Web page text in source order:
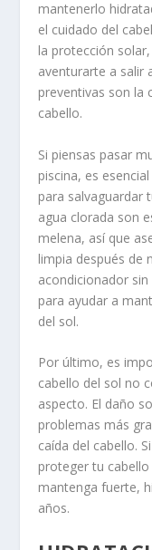
mantenerlo
el cuidado del
la protección
aventurarte a salir
preventivas son la
cabello.
Si piensas pasar
piscina, es
para salvaguardar
agua clorada son
melena, así que
limpia después de
acondicionador
para ayudar a
del sol.
Por último, es
cabello del sol no
aspecto. El daño
problemas más
caída del cabello.
proteger tu
mantenga fuerte,
años.